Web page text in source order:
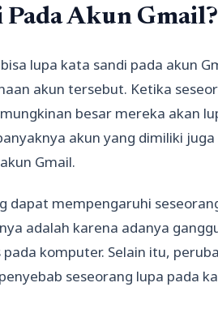
Pada Akun Gmail?
lupa kata sandi pada akun
akun tersebut. Ketika
besar mereka akan
akun yang dimiliki
Gmail.
dapat mempengaruhi
adalah karena adanya
komputer. Selain itu,
seseorang lupa pada